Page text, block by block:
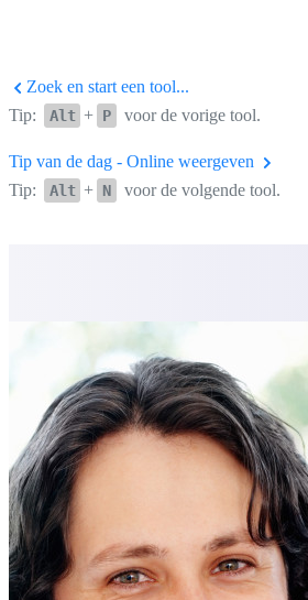
Zoek en start een tool...
Tip:
Alt + P voor de vorige tool.
Tip van de dag - Online weergeven
Tip:
Alt + N voor de volgende tool.